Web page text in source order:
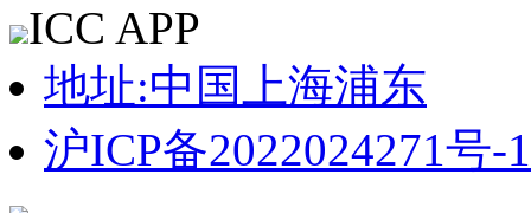
ICC APP
地址:中国上海浦东
沪ICP备2022024271号-1